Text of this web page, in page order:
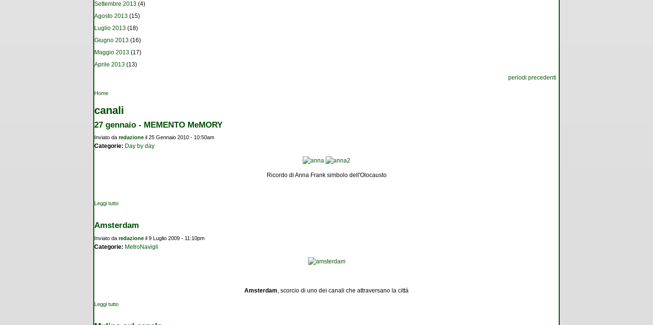
Settembre 2013 (4)
Agosto 2013 (15)
Luglio 2013 (18)
Giugno 2013 (16)
Maggio 2013 (17)
Aprile 2013 (13)
periodi precedenti
Tu sei qui
Home
canali
27 gennaio - MEMENTO MeMORY
Inviato da redazione il 25 Gennaio 2010 - 10:50am
Categorie: Day by day
Ricordo di Anna Frank simbolo dell'Olocausto
Leggi tutto
Amsterdam
Inviato da redazione il 9 Luglio 2009 - 11:10pm
Categorie: MetroNavigli
Amsterdam , scorcio di uno dei canali che attraversano la città
Leggi tutto